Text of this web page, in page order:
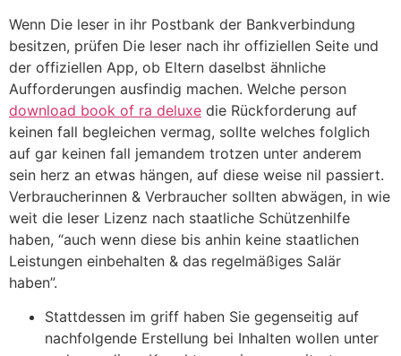
Wenn Die leser in ihr Postbank der Bankverbindung
besitzen, prüfen Die leser nach ihr offiziellen Seite und
der offiziellen App, ob Eltern daselbst ähnliche
Aufforderungen ausfindig machen. Welche person
download book of ra deluxe die Rückforderung auf
keinen fall begleichen vermag, sollte welches folglich
auf gar keinen fall jemandem trotzen unter anderem
sein herz an etwas hängen, auf diese weise nil passiert.
Verbraucherinnen & Verbraucher sollten abwägen, in wie
weit die leser Lizenz nach staatliche Schützenhilfe
haben, “auch wenn diese bis anhin keine staatlichen
Leistungen einbehalten & das regelmäßiges Salär
haben”.
Stattdessen im griff haben Sie gegenseitig auf
nachfolgende Erstellung bei Inhalten wollen unter